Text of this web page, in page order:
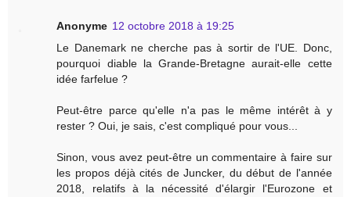
Anonyme 12 octobre 2018 à 19:25
Le Danemark ne cherche pas à sortir de l'UE. Donc,
pourquoi diable la Grande-Bretagne aurait-elle cette
idée farfelue ?
Peut-être parce qu'elle n'a pas le même intérêt à y
rester ? Oui, je sais, c'est compliqué pour vous...
Sinon, vous avez peut-être un commentaire à faire sur
les propos déjà cités de Juncker, du début de l'année
2018, relatifs à la nécessité d'élargir l'Eurozone et